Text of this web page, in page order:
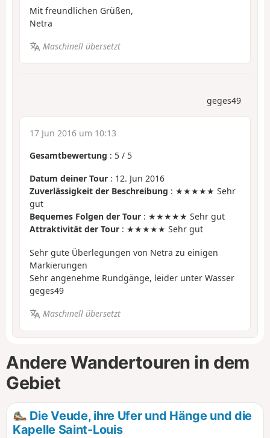
Mit freundlichen Grüßen,
Netra
Maschinell übersetzt
geges49
17 Jun 2016 um 10:13
Gesamtbewertung : 5 / 5
Datum deiner Tour : 12. Jun 2016
Zuverlässigkeit der Beschreibung : ★★★★★ Sehr
gut
Bequemes Folgen der Tour : ★★★★★ Sehr gut
Attraktivität der Tour : ★★★★★ Sehr gut
Sehr gute Überlegungen von Netra zu einigen
Markierungen
Sehr angenehme Rundgänge, leider unter Wasser
geges49
Maschinell übersetzt
Andere Wandertouren in dem
Gebiet
Die Veude, ihre Ufer und Hänge und die
Kapelle Saint-Louis